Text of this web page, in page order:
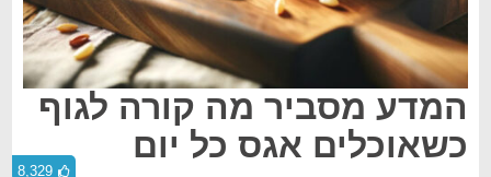
המדע מסביר מה קורה לגוף
כשאוכלים אגס כל יום
8,329